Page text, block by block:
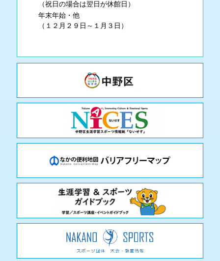
（祝日の場合は翌日が休館日）
年末年始・他
（１２月２９日～１月３日）